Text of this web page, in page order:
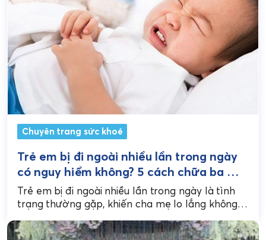
Chuyên trang sức khoẻ
Trẻ em bị đi ngoài nhiều lần trong ngày
có nguy hiểm không? 5 cách chữa ba mẹ
cần biết
Trẻ em bị đi ngoài nhiều lần trong ngày là tình
trạng thường gặp, khiến cha mẹ lo lắng không